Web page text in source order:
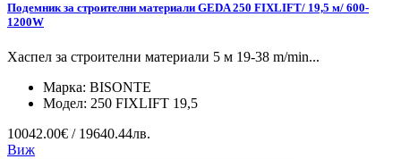
Подемник за строителни материали GEDA 250 FIXLIFT/ 19,5 м/ 600-
1200W
Хаспел за строителни материали 5 м 19-38 m/min...
Марка: BISONTE
Модел: 250 FIXLIFT 19,5
10042.00€ / 19640.44лв.
Виж